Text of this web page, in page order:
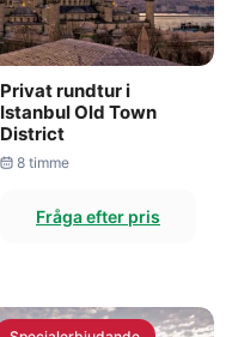
Privat rundtur i
Istanbul Old Town
District
8 timme
Fråga efter pris